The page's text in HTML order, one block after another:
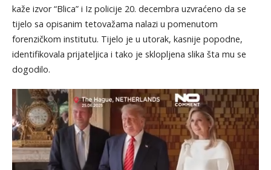
kaže izvor “Blica” i Iz policije 20. decembra uzvraćeno da se
tijelo sa opisanim tetovažama nalazi u pomenutom
forenzičkom institutu. Tijelo je u utorak, kasnije popodne,
identifikovala prijateljica i tako je sklopljena slika šta mu se
dogodilo.